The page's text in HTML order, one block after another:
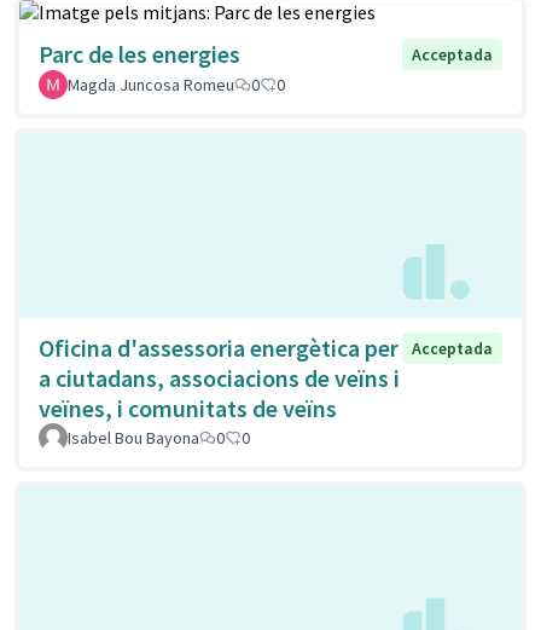
Parc de les energies
Acceptada
Magda Juncosa Romeu
0 0
Oficina d'assessoria energètica per
a ciutadans, associacions de veïns i
veïnes, i comunitats de veïns
Acceptada
Isabel Bou Bayona 0 0